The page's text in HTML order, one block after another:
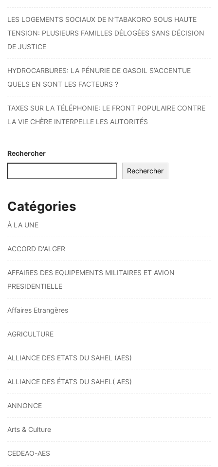
LES LOGEMENTS SOCIAUX DE N’TABAKORO SOUS HAUTE
TENSION: PLUSIEURS FAMILLES DÉLOGÉES SANS DÉCISION
DE JUSTICE
HYDROCARBURES: LA PÉNURIE DE GASOIL S’ACCENTUE
QUELS EN SONT LES FACTEURS ?
TAXES SUR LA TÉLÉPHONIE: LE FRONT POPULAIRE CONTRE
LA VIE CHÈRE INTERPELLE LES AUTORITÉS
Rechercher
Rechercher
Catégories
À LA UNE
ACCORD D'ALGER
AFFAIRES DES EQUIPEMENTS MILITAIRES ET AVION
PRESIDENTIELLE
Affaires Etrangères
AGRICULTURE
ALLIANCE DES ETATS DU SAHEL (AES)
ALLIANCE DES ÉTATS DU SAHEL( AES)
ANNONCE
Arts & Culture
CEDEAO-AES